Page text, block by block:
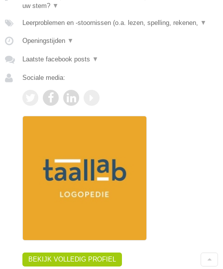
uw stem? ▼
Leerproblemen en -stoornissen (o.a. lezen, spelling, rekenen, ▼
Openingstijden ▼
Laatste facebook posts ▼
Sociale media:
BEKIJK VOLLEDIG PROFIEL